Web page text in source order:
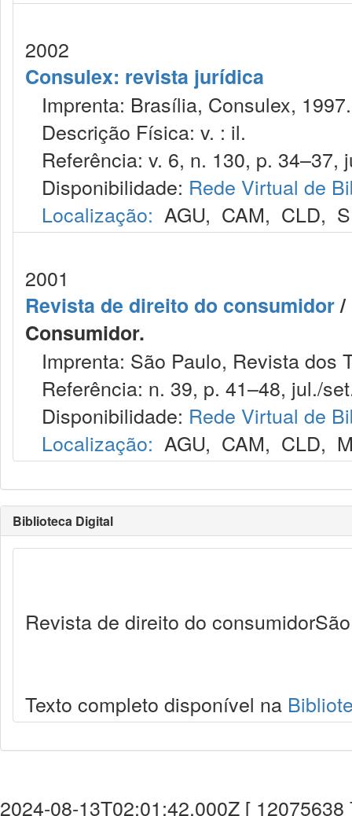
2002
Consulex: revista jurídica
Imprenta: Brasília, Consulex, 1997.
Descrição Física: v. : il.
Referência: v. 6, n. 130, p. 34–37,
Disponibilidade: Rede Virtual de
Localização: AGU, CAM, CLD,
2001
Revista de direito do consumidor/
Consumidor.
Imprenta: São Paulo, Revista dos
Referência: n. 39, p. 41–48, jul./
Disponibilidade: Rede Virtual de
Localização: AGU, CAM, CLD,
Biblioteca Digital
Revista de direito do
Texto completo disponível na
2024-08-13T02:01:42.000Z [ 12075638